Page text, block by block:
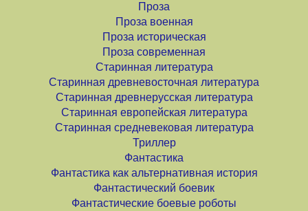
Проза
Проза военная
Проза историческая
Проза современная
Старинная литература
Старинная древневосточная литература
Старинная древнерусская литература
Старинная европейская литература
Старинная средневековая литература
Триллер
Фантастика
Фантастика как альтернативная история
Фантастический боевик
Фантастические боевые роботы